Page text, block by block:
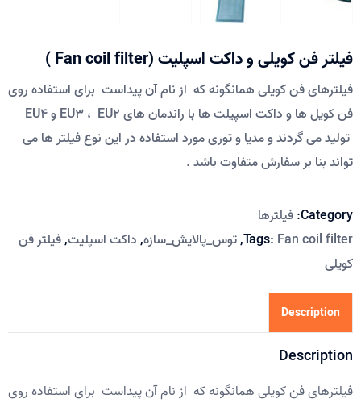
فیلتر فن کویلی و داکت اسپلیت (Fan coil filter )
فیلترهای فن کویلی همانگونه که از نام آن پیداست برای استفاده روی
فن کویل ها و داکت اسپیلت ها با راندمان های EU3 ، EU2 و EU4
تولید می گردند و مدیا و توری مورد استفاده در این نوع فیلتر ها می
تواند بنا بر سفارش متفاوت باشد .
Category: فیلترها
Tags: Fan coil filter
,توس_پالایش_سازه,داکت اسپلیت,فیلتر فن
کویلی
Description
Description
فیلترهای فن کویلی همانگونه که از نام آن پیداست برای استفاده روی